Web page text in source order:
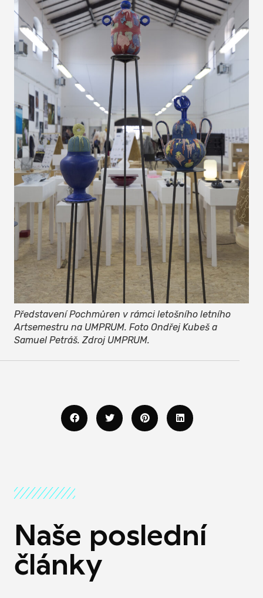
Představení Pochmůren v rámci letošního letního
Artsemestru na UMPRUM. Foto Ondřej Kubeš a
Samuel Petráš. Zdroj UMPRUM.
Naše poslední
články